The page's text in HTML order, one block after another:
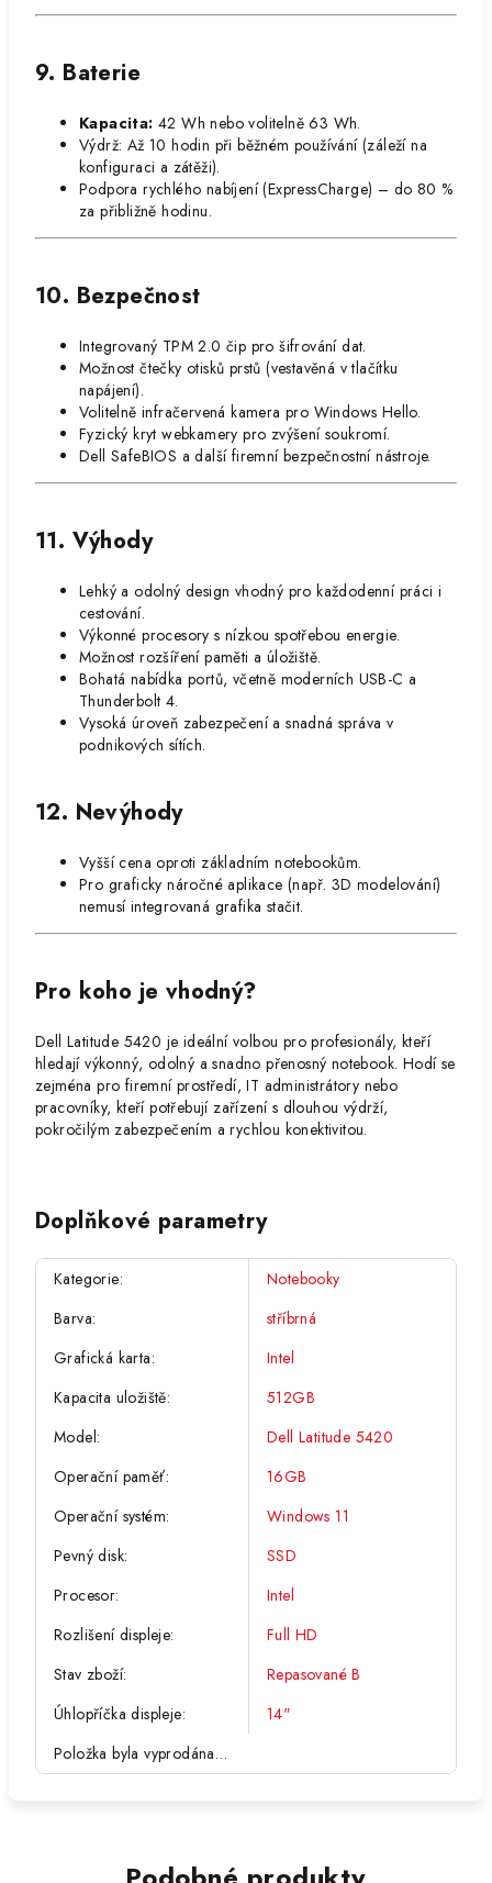
9. Baterie
Kapacita: 42 Wh nebo volitelně 63 Wh.
Výdrž: Až 10 hodin při běžném používání (záleží na
konfiguraci a zátěži).
Podpora rychlého nabíjení (ExpressCharge) – do 80 %
za přibližně hodinu.
10. Bezpečnost
Integrovaný TPM 2.0 čip pro šifrování dat.
Možnost čtečky otisků prstů (vestavěná v tlačítku
napájení).
Volitelně infračervená kamera pro Windows Hello.
Fyzický kryt webkamery pro zvýšení soukromí.
Dell SafeBIOS a další firemní bezpečnostní nástroje.
11. Výhody
Lehký a odolný design vhodný pro každodenní práci i
cestování.
Výkonné procesory s nízkou spotřebou energie.
Možnost rozšíření paměti a úložiště.
Bohatá nabídka portů, včetně moderních USB-C a
Thunderbolt 4.
Vysoká úroveň zabezpečení a snadná správa v
podnikových sítích.
12. Nevýhody
Vyšší cena oproti základním notebookům.
Pro graficky náročné aplikace (např. 3D modelování)
nemusí integrovaná grafika stačit.
Pro koho je vhodný?
Dell Latitude 5420 je ideální volbou pro profesionály, kteří
hledají výkonný, odolný a snadno přenosný notebook. Hodí se
zejména pro firemní prostředí, IT administrátory nebo
pracovníky, kteří potřebují zařízení s dlouhou výdrží,
pokročilým zabezpečením a rychlou konektivitou.
Doplňkové parametry
Kategorie:
Notebooky
Barva:
stříbrná
Grafická karta:
Intel
Kapacita uložiště:
512GB
Model:
Dell Latitude 5420
Operační paměť:
16GB
Operační systém:
Windows 11
Pevný disk:
SSD
Procesor:
Intel
Rozlišení displeje:
Full HD
Stav zboží:
Repasované B
Úhlopříčka displeje:
14"
Položka byla vyprodána…